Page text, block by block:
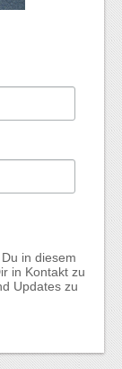
in diesem
in Kontakt zu
Updates zu